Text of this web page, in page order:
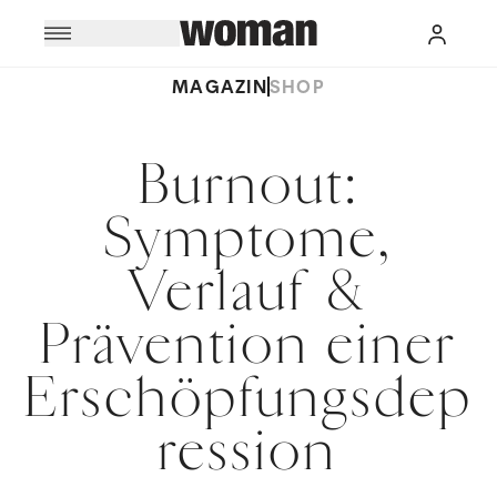
MAGAZINSHOP
Burnout:
Symptome,
Verlauf &
Prävention einer
Erschöpfungsdep
ression